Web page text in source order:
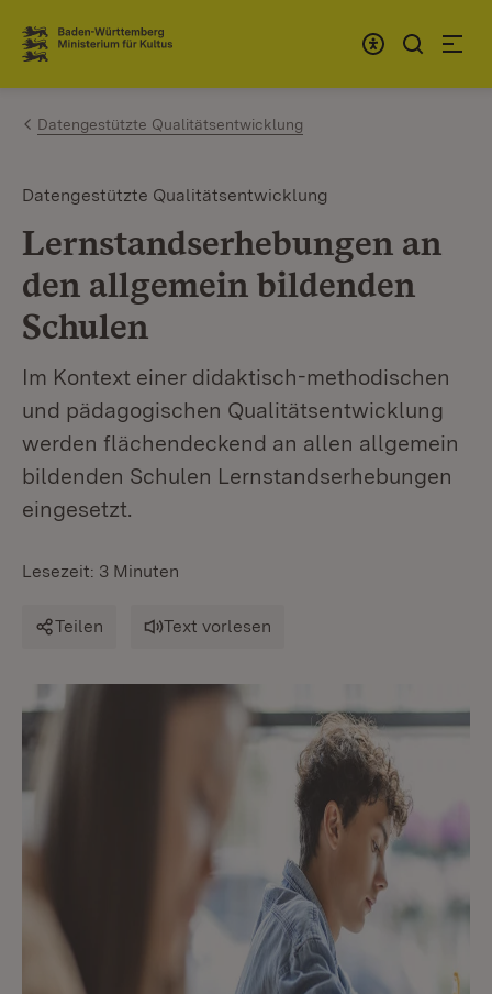
Zum Inhalt springen
Link zur Startseite
Datengestützte Qualitätsentwicklung
Datengestützte Qualitätsentwicklung
Lernstandserhebungen an
den allgemein bildenden
Schulen
Im Kontext einer didaktisch-methodischen
und pädagogischen Qualitätsentwicklung
werden flächendeckend an allen allgemein
bildenden Schulen Lernstandserhebungen
eingesetzt.
Lesezeit: 3 Minuten
Teilen Text vorlesen